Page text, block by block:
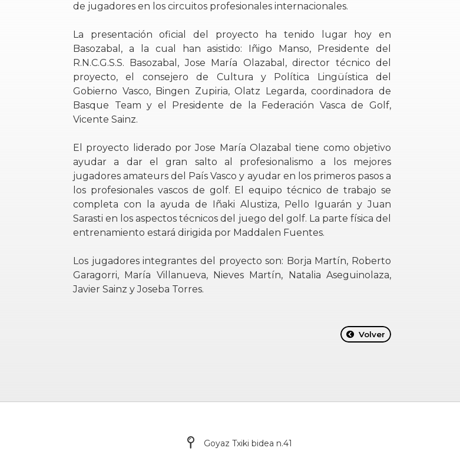
de jugadores en los circuitos profesionales internacionales.
La presentación oficial del proyecto ha tenido lugar hoy en
Basozabal, a la cual han asistido: Iñigo Manso, Presidente del
R.N.C.G.S.S. Basozabal, Jose María Olazabal, director técnico del
proyecto, el consejero de Cultura y Política Lingüística del
Gobierno Vasco, Bingen Zupiria, Olatz Legarda, coordinadora de
Basque Team y el Presidente de la Federación Vasca de Golf,
Vicente Sainz.
El proyecto liderado por Jose María Olazabal tiene como objetivo
ayudar a dar el gran salto al profesionalismo a los mejores
jugadores amateurs del País Vasco y ayudar en los primeros pasos a
los profesionales vascos de golf. El equipo técnico de trabajo se
completa con la ayuda de Iñaki Alustiza, Pello Iguarán y Juan
Sarasti en los aspectos técnicos del juego del golf. La parte física del
entrenamiento estará dirigida por Maddalen Fuentes.
Los jugadores integrantes del proyecto son: Borja Martín, Roberto
Garagorri, María Villanueva, Nieves Martín, Natalia Aseguinolaza,
Javier Sainz y Joseba Torres.
Volver
Goyaz Txiki bidea n.41